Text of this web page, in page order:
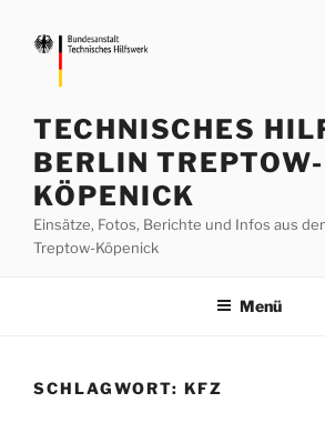
Inhalt
springen
TECHNISCHES
BERLIN TREPTOW-
KÖPENICK
Einsätze, Fotos, Berichte und Infos aus
Treptow-Köpenick
Menü
SCHLAGWORT: KFZ